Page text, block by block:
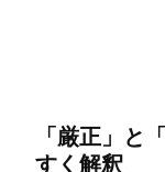
「厳正」と
すく解釈